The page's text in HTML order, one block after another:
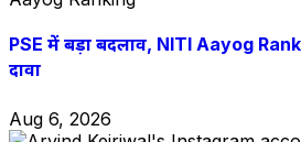
PSE में बड़ा बदलाव, NITI Aayog
दावा
Aug 6, 2026